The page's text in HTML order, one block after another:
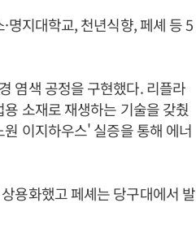
명지대학교, 천년식향, 페셰 등 5
염색 공정을 구현했다. 리플라
소재로 재생하는 기술을 갖췄
이지하우스' 실증을 통해 에너
용화했고 페셰는 당구대에서 발